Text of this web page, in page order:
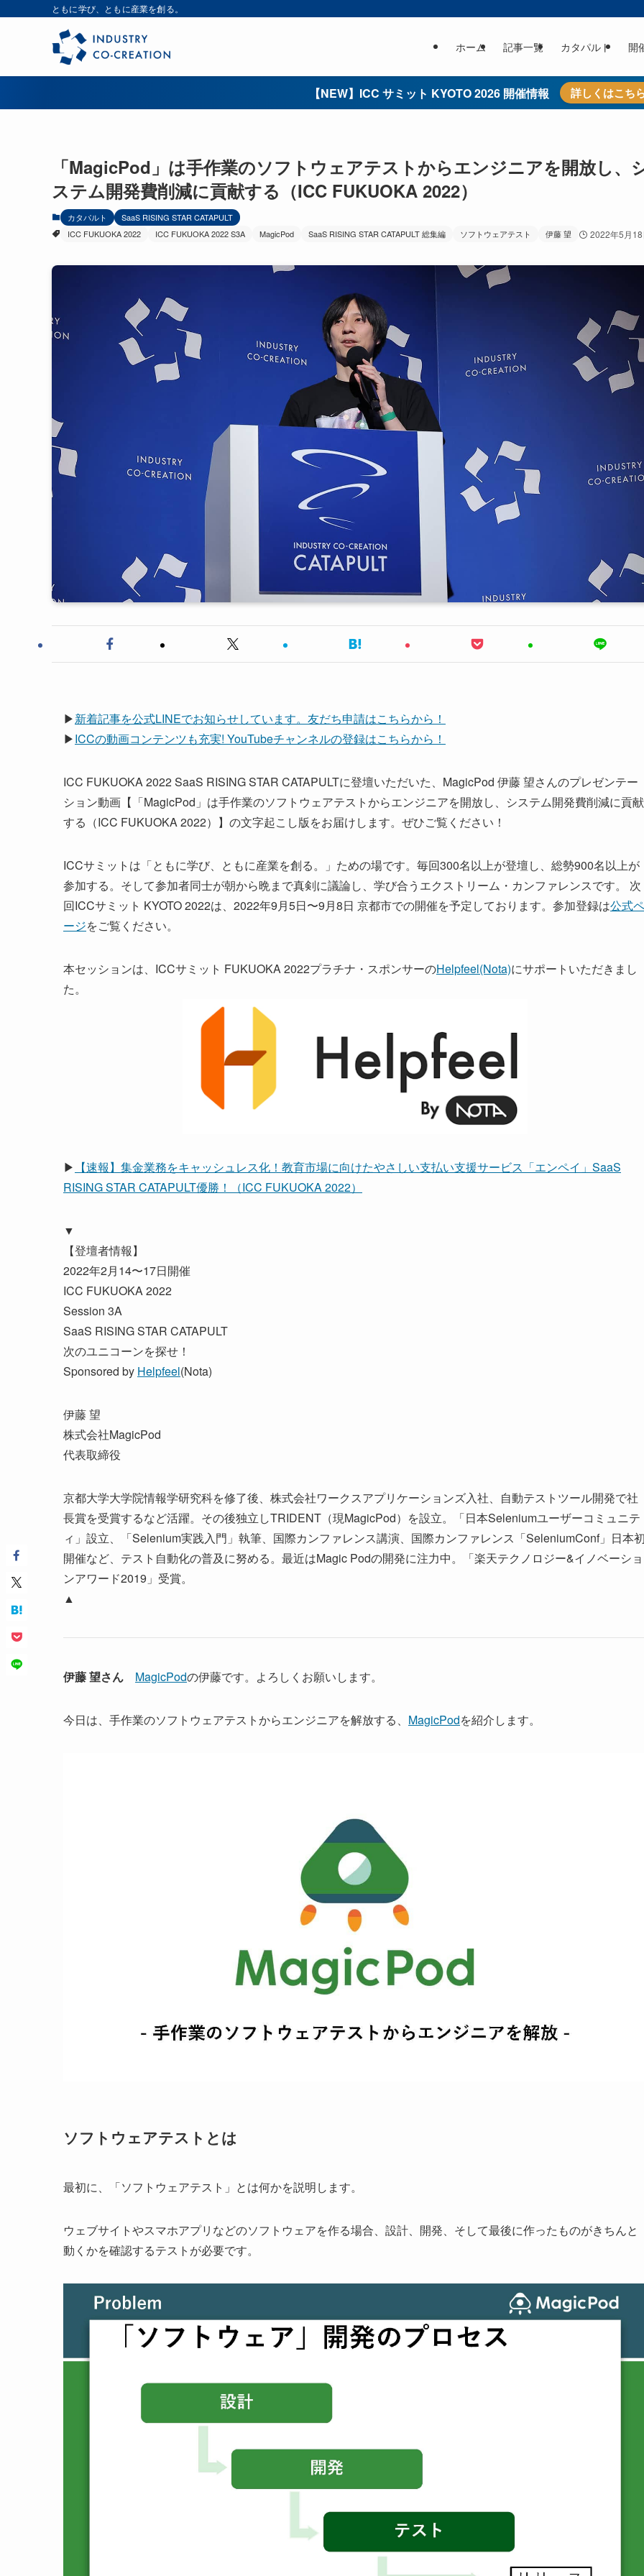
ともに学び、ともに産業を創る。
ホーム 記事一覧 カタパルト 開
【NEW】ICC サミット KYOTO 2026 開催情報 詳しくはこち
「MagicPod」は手作業のソフトウェアテストからエンジニアを開放し、
ステム開発費削減に貢献する（ICC FUKUOKA 2022）
カタパルト
SaaS RISING STAR CATAPULT
ICC FUKUOKA 2022
ICC FUKUOKA 2022 S3A MagicPod SaaS RISING STAR CATAPULT 総集編 ソフトウェアテスト 伊藤 望 2022年5月
▶新着記事を公式LINEでお知らせしています。友だち申請はこちらから！
▶ICCの動画コンテンツも充実! YouTubeチャンネルの登録はこちらから！
ICC FUKUOKA 2022 SaaS RISING STAR CATAPULTに登壇いただいた、MagicPod 伊藤 望さんのプレゼンテー
ション動画【「MagicPod」は手作業のソフトウェアテストからエンジニアを開放し、システム開発費削減に貢献
する（ICC FUKUOKA 2022）】の文字起こし版をお届けします。ぜひご覧ください！
ICCサミットは「ともに学び、ともに産業を創る。」ための場です。毎回300名以上が登壇し、総勢900名以上が
参加する。そして参加者同士が朝から晩まで真剣に議論し、学び合うエクストリーム・カンファレンスです。 次
回ICCサミット KYOTO 2022は、2022年9月5日〜9月8日 京都市での開催を予定しております。参加登録は公式ペ
ージをご覧ください。
本セッションは、ICCサミット FUKUOKA 2022プラチナ・スポンサーのHelpfeel(Nota)にサポートいただきまし
た。
▶ 【速報】集金業務をキャッシュレス化！教育市場に向けたやさしい支払い支援サービス「エンペイ」SaaS
RISING STAR CATAPULT優勝！（ICC FUKUOKA 2022）
▼
【登壇者情報】
2022年2月14〜17日開催
ICC FUKUOKA 2022
Session 3A
SaaS RISING STAR CATAPULT
次のユニコーンを探せ！
Sponsored by Helpfeel(Nota)
伊藤 望
株式会社MagicPod
代表取締役
京都大学大学院情報学研究科を修了後、株式会社ワークスアプリケーションズ入社、自動テストツール開発で社
長賞を受賞するなど活躍。その後独立しTRIDENT（現MagicPod）を設立。「日本Seleniumユーザーコミュニテ
ィ」設立、「Selenium実践入門」執筆、国際カンファレンス講演、国際カンファレンス「SeleniumConf」日本
開催など、テスト自動化の普及に努める。最近はMagic Podの開発に注力中。「楽天テクノロジー&イノベーショ
ンアワード2019」受賞。
▲
伊藤 望さん MagicPodの伊藤です。よろしくお願いします。
今日は、手作業のソフトウェアテストからエンジニアを解放する、 MagicPodを紹介します。
ソフトウェアテストとは
最初に、「ソフトウェアテスト」とは何かを説明します。
ウェブサイトやスマホアプリなどのソフトウェアを作る場合、設計、開発、そして最後に作ったものがきちんと
動くかを確認するテストが必要です。